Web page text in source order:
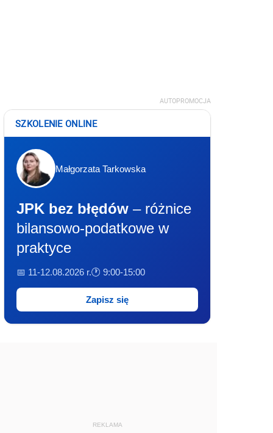
AUTOPROMOCJA
SZKOLENIE ONLINE
Małgorzata Tarkowska
JPK bez błędów – różnice
bilansowo-podatkowe w
praktyce
📅 11-12.08.2026 r.🕐 9:00-15:00
Zapisz się
REKLAMA